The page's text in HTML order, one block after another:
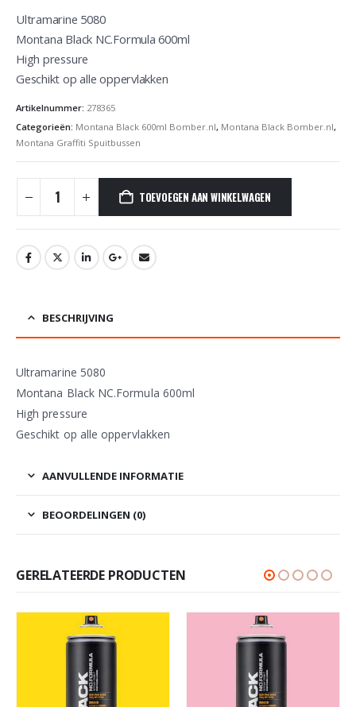
Ultramarine 5080
Montana Black NC.Formula 600ml
High pressure
Geschikt op alle oppervlakken
Artikelnummer: 278365
Categorieën: Montana Black 600ml Bomber.nl, Montana Black Bomber.nl,
Montana Graffiti Spuitbussen
TOEVOEGEN AAN WINKELWAGEN
BESCHRIJVING
Ultramarine 5080
Montana Black NC.Formula 600ml
High pressure
Geschikt op alle oppervlakken
AANVULLENDE INFORMATIE
BEOORDELINGEN (0)
GERELATEERDE PRODUCTEN